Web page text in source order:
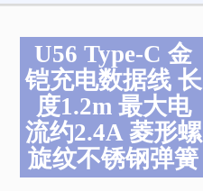
U56 Type-C 金
铠充电数据线 长
度1.2m 最大电
流约2.4A 菱形螺
旋纹不锈钢弹簧